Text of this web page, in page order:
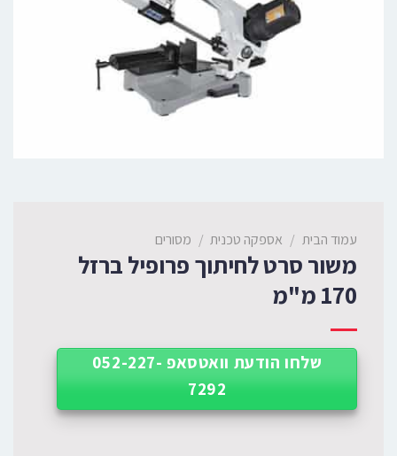
עמוד הבית / אספקה טכנית / מסורים
משור סרט לחיתוך פרופיל ברזל
170 מ"מ
שלחו הודעת וואטסאפ 052-227-
7292